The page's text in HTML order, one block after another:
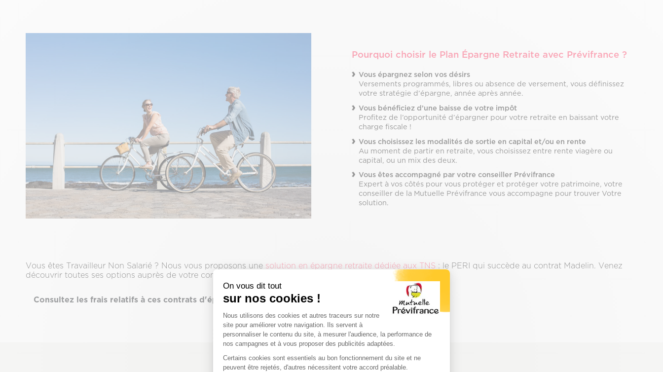
On vous dit tout
sur nos cookies !
Plateforme de Gestion du Consentement : Personnalisez vos Options
Nous utilisons des cookies et autres traceurs sur notre
site pour améliorer votre navigation. Ils servent à
personnaliser le contenu du site, à mesurer l'audience, la performance de
nos campagnes et à vous proposer des publicités adaptées.
Certains cookies sont essentiels au bon fonctionnement du site et ne
peuvent être rejetés, d'autres nécessitent votre accord préalable.
Axeptio consent
Pourquoi choisir le Plan Épargne Retraite avec Prévifrance ?
Vous épargnez selon vos désirs
Versements programmés, libres ou absence de versement, vous définissez
votre stratégie d’épargne, année après année.
Vous bénéficiez d’une baisse de votre impôt
Profitez de l’opportunité d’épargner pour votre retraite en baissant votre
charge fiscale !
Vous choisissez les modalités de sortie en capital et/ou en rente
Au moment de partir en retraite, vous choisissez entre rente viagère ou
capital, ou un mix des deux.
Vous êtes accompagné par votre conseiller Prévifrance
Expert à vos côtés pour vous protéger et protéger votre patrimoine, votre
conseiller de la Mutuelle Prévifrance vous accompagne pour trouver Votre
solution.
Texte
&
Description
Vous êtes Travailleur Non Salarié ? Nous vous proposons une solution en épargne retraite dédiée aux TNS : le PERI qui succède au contrat Madelin. Venez
découvrir toutes ses options auprès de votre conseiller Prévifrance.
Consultez les frais relatifs à ces contrats d'épargne retraite